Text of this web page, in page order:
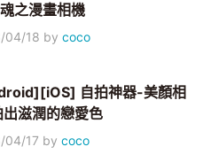
之漫畫相機
04/18 bycoco
自拍神器-美顏相
出滋潤的戀愛色
04/17 bycoco